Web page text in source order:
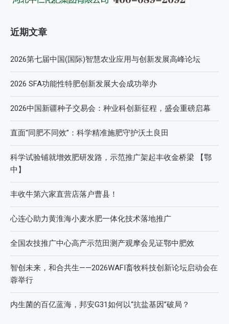
近期文章
2026第七届中国(国际)智慧农业应用与创新发展高峰论坛
2026 SFA功能性特肥创新发展大会成功举办
2026中国新疆种子交易会：种业科创新征程，盛会重磅启幕
直面“同肥不同效”：科学精准施肥守护沃土良田
科学试验铺就增效肥研发路，示范推广架起丰收金桥梁 【鄂
中】
丰收牛第六家直营店落户曹县！
心连心助力黄淮海小麦水肥一体化技术落地推广
全国农技推广中心高产示范田测产观摩会见证鄂中肥效
智创未来，和合共生——2026WAFI畜牧科技创新论坛启动会在
蓉举行
内生菌的百亿蓝海，邦安G31如何以“抗盐基因”破局？